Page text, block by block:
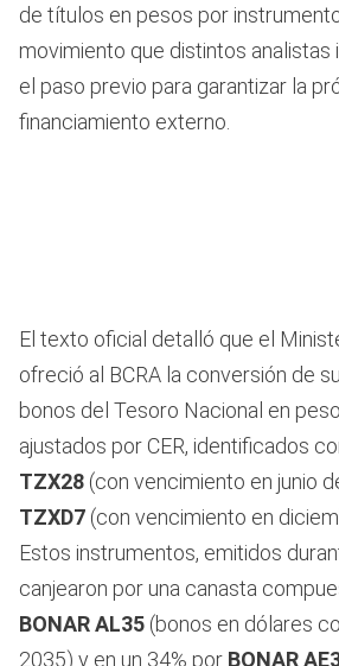
de títulos en pesos por
movimiento que distintos
el paso previo para garantizar la
financiamiento externo.
El texto oficial detalló que el
ofreció al BCRA la conversión de
bonos del Tesoro Nacional en
ajustados por CER, identificados
TZX28 (con vencimiento en junio
TZXD7 (con vencimiento en
Estos instrumentos, emitidos
canjearon por una canasta
BONAR AL35 (bonos en dólares
2035) y en un 34% por BONAR